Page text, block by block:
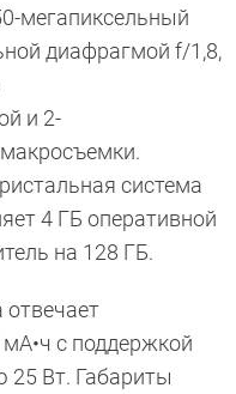
мегапиксельный
диафрагмой f/1,8,
и 2-
система
4 ГБ оперативной
на 128 ГБ.
отвечает
с поддержкой
Вт. Габариты